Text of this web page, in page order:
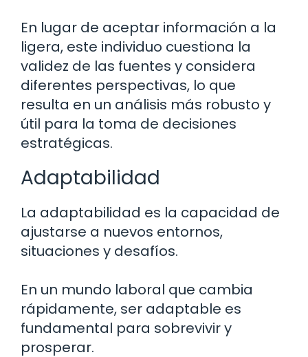
En lugar de aceptar información a la
ligera, este individuo cuestiona la
validez de las fuentes y considera
diferentes perspectivas, lo que
resulta en un análisis más robusto y
útil para la toma de decisiones
estratégicas.
Adaptabilidad
La adaptabilidad es la capacidad de
ajustarse a nuevos entornos,
situaciones y desafíos.
En un mundo laboral que cambia
rápidamente, ser adaptable es
fundamental para sobrevivir y
prosperar.